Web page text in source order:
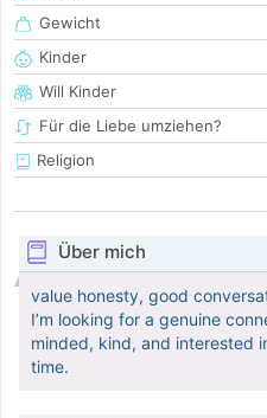
Gewicht
Kinder
Will Kinder
Für die Liebe umziehen?
Religion
Über mich
value honesty, good
I’m looking for a genuine
minded, kind, and interested
time.